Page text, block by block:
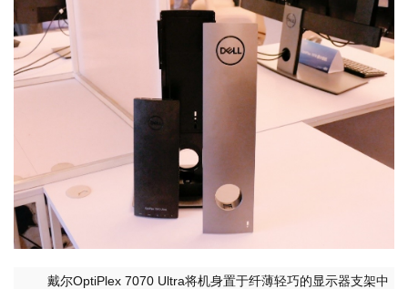
戴尔OptiPlex 7070 Ultra将机身置于纤薄轻巧的显示器支架中